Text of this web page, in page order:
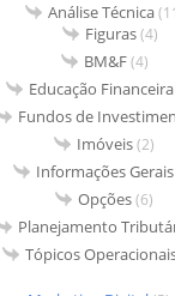
Análise Técnica
Figuras(4)
BM&F(4)
Educação Financeira
Fundos de
Imóveis(2)
Informações Gerais
Opções(6)
Planejamento
Tópicos